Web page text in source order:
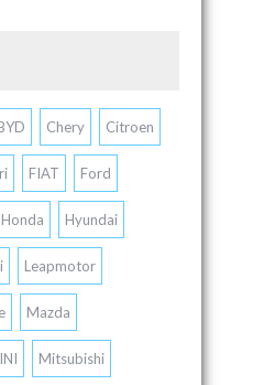
Chery Citroen
FIAT Ford
Honda Hyundai
Leapmotor
Mazda
Mitsubishi